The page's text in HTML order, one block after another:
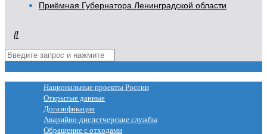
Приёмная Губернатора Ленинградской области
Национальные проекты России
Открытые данные
Догазификация
Аварийно-диспетчерские службы
Обращение с отходами